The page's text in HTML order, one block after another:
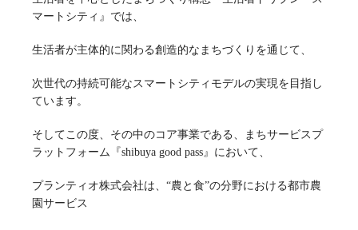
マートシティ』では、
生活者が主体的に関わる創造的なまちづくりを通じて、
次世代の持続可能なスマートシティモデルの実現を目指し
ています。
そしてこの度、その中のコア事業である、まちサービスプ
ラットフォーム『shibuya good pass』において、
プランティオ株式会社は、“農と食”の分野における都市農
園サービス